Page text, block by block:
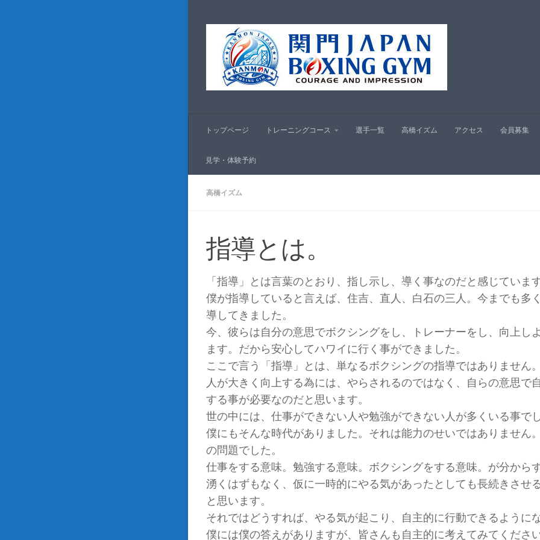
トップページ トレーニングコース 選手一覧 高橋イズム アクセス 会員募集
見学・体験予約
高橋イズム
指導とは。
「指導」とは言葉のとおり、指し示し、導く事なのだと感じています
僕が指導していると言えば、住吉、直人、白石の三人。今までも多
導してきました。
今、彼らは自分の意思でボクシングをし、トレーナーをし、向上し
ます。だから安心してハワイに行く事ができました。
ここで言う「指導」とは、単なるボクシングの指導ではありません。
人が大きく向上する為には、やらされるのではなく、自らの意思で
する事が必要なのだと思います。
世の中には、仕事ができない人や勉強ができない人が多くいる事でし
僕にもそんな時代がありました。それは能力のせいではありません
の問題でした。
仕事をする意味。勉強する意味。ボクシングをする意味。が分から
湧くはずもなく、仮に一時的にやる気があったとしても長続きさせ
と思います。
それではどうすれば、やる気が起こり、自主的に行動できるように
僕には僕の答えがありますが、皆さんも自主的に考えてみてください